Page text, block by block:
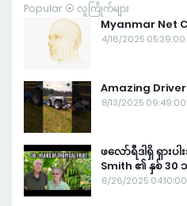
Popular ⦿ လူကြိုက်များ
Myanmar Net
4/16/2025
Amazing
8/13/2025
ဖလော်ရီဒါရှိ ရှားပ
Smith ၏ နှစ်
6/26/2025